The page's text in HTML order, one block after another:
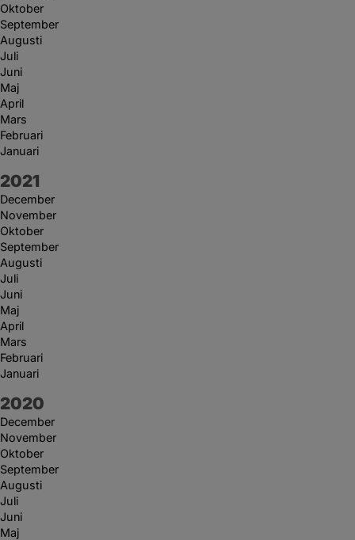
Oktober
September
Augusti
Juli
Juni
Maj
April
Mars
Februari
Januari
År:
2021
December
November
Oktober
September
Augusti
Juli
Juni
Maj
April
Mars
Februari
Januari
År:
2020
December
November
Oktober
September
Augusti
Juli
Juni
Maj